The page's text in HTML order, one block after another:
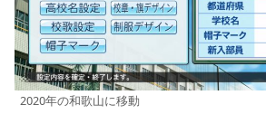
2020年の和歌山に移動